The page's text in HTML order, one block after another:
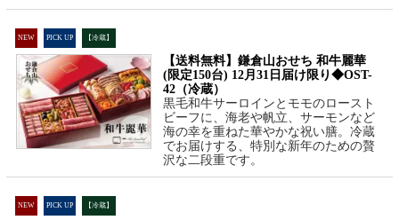
NEW PICK UP 【冷蔵】
【送料無料】鎌倉山おせち 和牛麗華
(限定150台) 12月31日届け限り◆OST-
42（冷蔵）
黒毛和牛サーロインとモモのロースト
ビーフに、海老や帆立、サーモンなど
海の幸を重ねた華やかな祝い膳。冷蔵
でお届けする、特別な新年のための贅
沢な二段重です。
NEW PICK UP 【冷蔵】